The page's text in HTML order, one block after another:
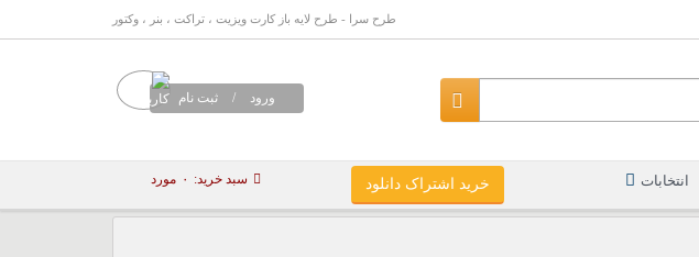
طرح سرا - طرح لایه باز کارت ویزیت ، تراکت ، بنر ، وکتور
ورود / ثبت نام
انتخابات خرید اشتراک دانلود سبد خرید: ۰ مورد